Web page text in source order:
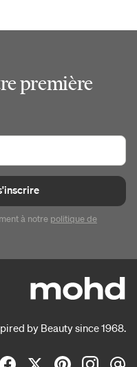
première
à notre politique de
by Beauty since 1968.